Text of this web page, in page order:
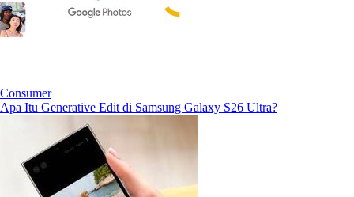
Consumer
Apa Itu Generative Edit di Samsung Galaxy S26 Ultra?